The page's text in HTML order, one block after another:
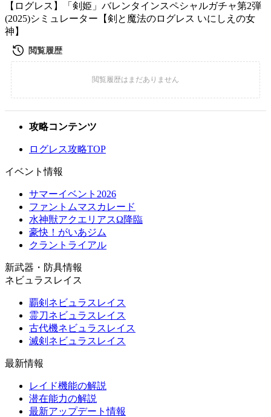
【ログレス】「剣姫」バレンタインスペシャルガチャ第2弾
(2025)シミュレーター【剣と魔法のログレス いにしえの女
神】
攻略コンテンツ
ログレス攻略TOP
イベント情報
サマーイベント2026
ファントムマスカレード
水神獣アクエリアスΩ降臨
豪快！がいあジム
クラントライアル
新武器・防具情報
ネビュラスレイス
覇剣ネビュラスレイス
霊刀ネビュラスレイス
古代機ネビュラスレイス
滅剣ネビュラスレイス
最新情報
レイド機能の解説
潜在能力の解説
最新アップデート情報